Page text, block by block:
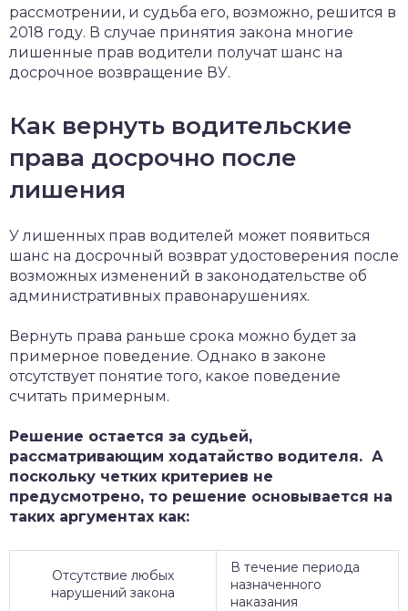
рассмотрении, и судьба его, возможно, решится в
2018 году. В случае принятия закона многие
лишенные прав водители получат шанс на
досрочное возвращение ВУ.
Как вернуть водительские
права досрочно после
лишения
У лишенных прав водителей может появиться
шанс на досрочный возврат удостоверения после
возможных изменений в законодательстве об
административных правонарушениях.
Вернуть права раньше срока можно будет за
примерное поведение. Однако в законе
отсутствует понятие того, какое поведение
считать примерным.
Решение остается за судьей,
рассматривающим ходатайство водителя. А
поскольку четких критериев не
предусмотрено, то решение основывается на
таких аргументах как:
Отсутствие любых
нарушений закона
В течение периода
назначенного
наказания